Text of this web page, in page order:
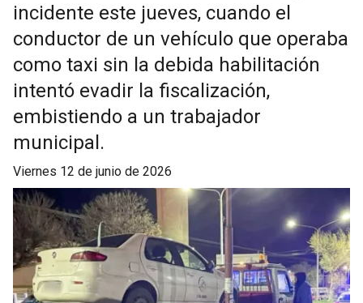
incidente este jueves, cuando el
conductor de un vehículo que operaba
como taxi sin la debida habilitación
intentó evadir la fiscalización,
embistiendo a un trabajador
municipal.
viernes 12 de junio de 2026